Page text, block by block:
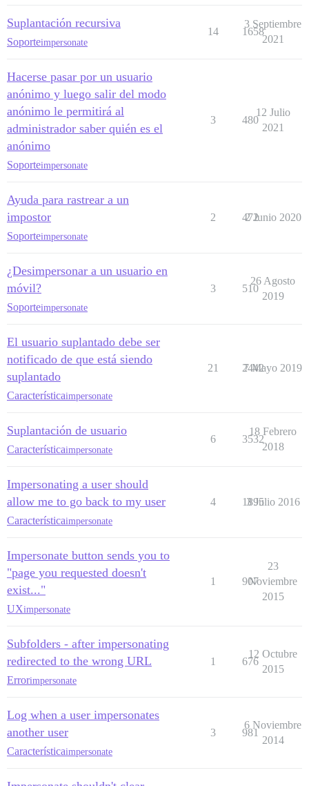
Suplantación recursiva
Soporteimpersonate
14 1658
3 Septiembre
2021
Hacerse pasar por un usuario
anónimo y luego salir del modo
anónimo le permitirá al
administrador saber quién es el
anónimo
Soporteimpersonate
3 480
12 Julio
2021
Ayuda para rastrear a un
impostor
Soporteimpersonate
2 472
2 Junio 2020
¿Desimpersonar a un usuario en
móvil?
Soporteimpersonate
3 510
26 Agosto
2019
El usuario suplantado debe ser
notificado de que está siendo
suplantado
Característicaimpersonate
21 2442
7 Mayo 2019
Suplantación de usuario
Característicaimpersonate
6 3532
18 Febrero
2018
Impersonating a user should
allow me to go back to my user
Característicaimpersonate
4 1895
3 Julio 2016
Impersonate button sends you to
"page you requested doesn't
exist..."
UXimpersonate
1 907
23
Noviembre
2015
Subfolders - after impersonating
redirected to the wrong URL
Errorimpersonate
1 676
12 Octubre
2015
Log when a user impersonates
another user
Característicaimpersonate
3 981
6 Noviembre
2014